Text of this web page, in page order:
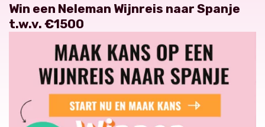
Win een Neleman Wijnreis naar Spanje
t.w.v. €1500